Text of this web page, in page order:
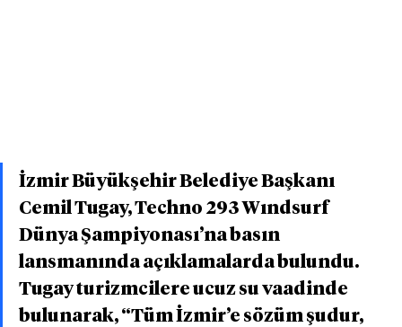
İzmir Büyükşehir Belediye Başkanı
Cemil Tugay, Techno 293 Wındsurf
Dünya Şampiyonası’na basın
lansmanında açıklamalarda bulundu.
Tugay turizmcilere ucuz su vaadinde
bulunarak, “Tüm İzmir’e sözüm şudur,